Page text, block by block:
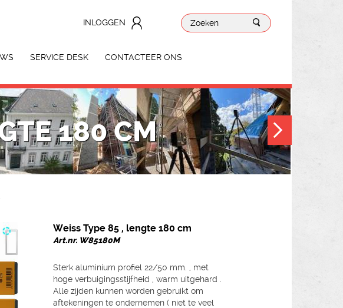
INLOGGEN
SERVICE DESK CONTACTEER ONS
180 CM
Weiss Type 85 , lengte 180 cm
Art.nr. W85180M
Sterk aluminium profiel 22/50 mm. , met
hoge verbuigingsstijfheid , warm uitgehard .
Alle zijden kunnen worden gebruikt om
aftekeningen te ondernemen ( niet te veel